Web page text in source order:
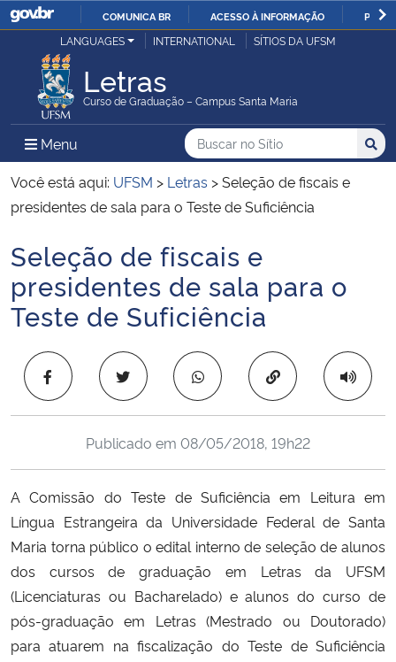
IR
COMUNICA BR ACESSO À INFORMAÇÃO
Ministério da Justiça e Segurança Pública
Ministério da Defesa
Ministério das Relações Exteriores
Ministério da Infraestrutura
Ministério da Agricultura, Pecuária e Abastecimento
Ministério da Educação
Ministério de Minas e Energia
Ministério da Ciência, Tecnologia, Inovações e Comunicações
Ministério do Meio Ambiente
Ministério do Turismo
LANGUAGES INTERNATIONAL SÍTIOS DA UFSM
Letras
Curso de Graduação – Campus Santa Maria
Menu Menu Principal do Sítio
Busca
Buscar no no Sítio
Busca:
Você está aqui: UFSM > Letras >Seleção de fiscais e
presidentes de sala para o Teste de Suficiência
Início do conteúdo
Seleção de fiscais e
presidentes de sala para o
Teste de Suficiência
Copiar para área
Publicado em 08/05/2018, 19h22
A Comissão do Teste de Suficiência em Leitura em
Língua Estrangeira da Universidade Federal de Santa
Maria torna público o edital interno de seleção de alunos
dos cursos de graduação em Letras da UFSM
(Licenciaturas ou Bacharelado) e alunos do curso de
pós-graduação em Letras (Mestrado ou Doutorado)
para atuarem na fiscalização do Teste de Suficiência